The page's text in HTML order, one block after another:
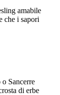
amabile
che i sapori
Sancerre
di erbe